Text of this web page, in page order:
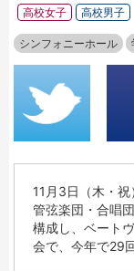
高校女子
高校男子
シンフォニーホール
11月3日（木・祝
管弦楽団・合唱
構成し、ベート
会で、今年で29